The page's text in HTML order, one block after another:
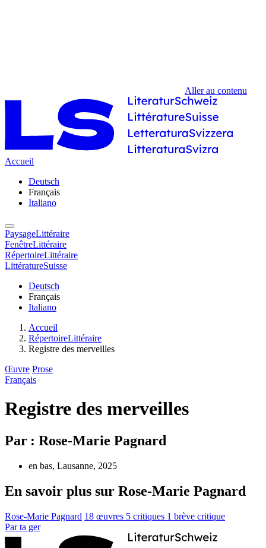
Aller au contenu
Accueil
Deutsch
Français
Italiano
PaysageLittéraire
FenêtreLittéraire
RépertoireLittéraire
LittératureSuisse
Deutsch
Français
Italiano
Accueil
RépertoireLittéraire
Registre des merveilles
Œuvre Prose
Français
Registre des merveilles
Par : Rose-Marie Pagnard
en bas, Lausanne, 2025
En savoir plus sur Rose-Marie Pagnard
Rose-Marie Pagnard 18 œuvres 5 critiques 1 brève critique
Par ta ger